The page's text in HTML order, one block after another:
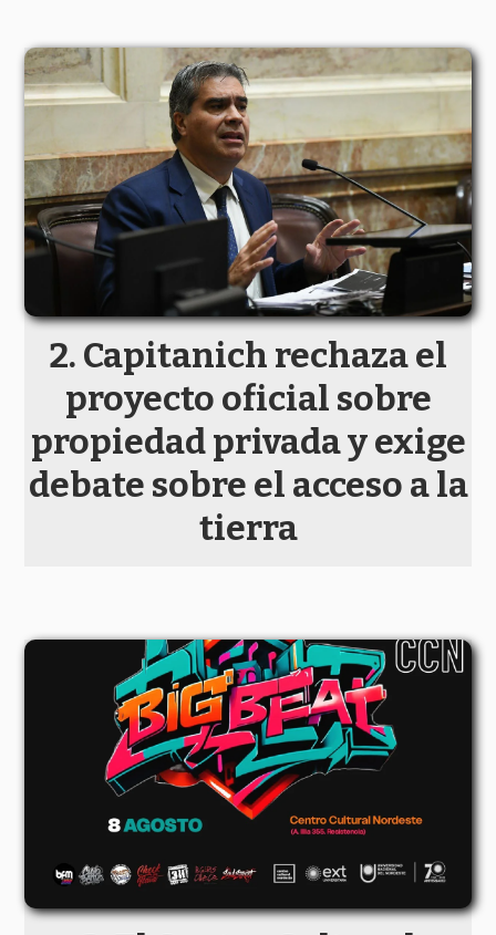
Capitanich rechaza el
proyecto oficial sobre
propiedad privada y exige
debate sobre el acceso a la
tierra